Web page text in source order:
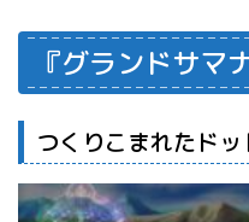
『グランドサマ
つくりこまれたドッ